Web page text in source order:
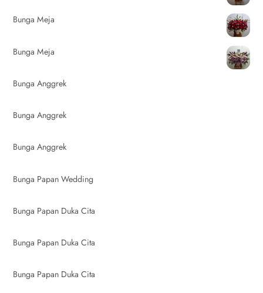
Bunga Meja
Bunga Meja
Bunga Anggrek
Bunga Anggrek
Bunga Anggrek
Bunga Papan Wedding
Bunga Papan Duka Cita
Bunga Papan Duka Cita
Bunga Papan Duka Cita